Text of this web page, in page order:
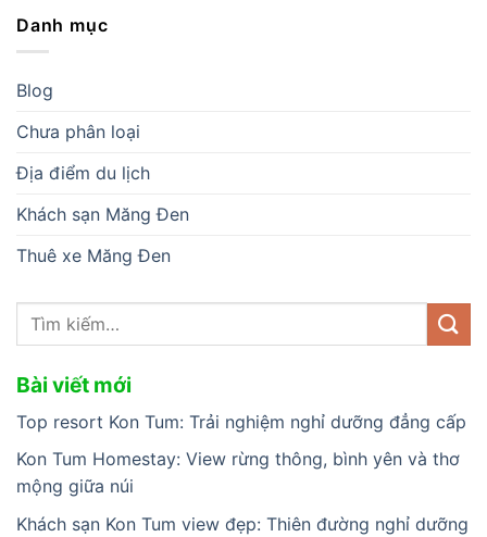
Danh mục
Blog
Chưa phân loại
Địa điểm du lịch
Khách sạn Măng Đen
Thuê xe Măng Đen
Bài viết mới
Top resort Kon Tum: Trải nghiệm nghỉ dưỡng đẳng cấp
Kon Tum Homestay: View rừng thông, bình yên và thơ
mộng giữa núi
Khách sạn Kon Tum view đẹp: Thiên đường nghỉ dưỡng